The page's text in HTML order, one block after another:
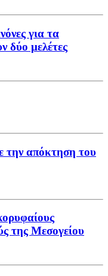
για τα
δύο μελέτες
την απόκτηση του
της Μεσογείου